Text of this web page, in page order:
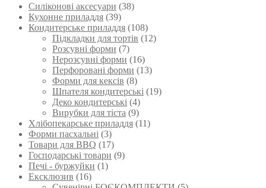
товару
Силіконові аксесуари (38)
Кухонне приладдя (39)
Кондитерське приладдя (108)
Підкладки для тортів (12)
Розсувні форми (7)
Нерозсувні форми (16)
Перфоровані форми (13)
Форми для кексів (8)
Шпателя кондитерські (19)
Деко кондитерські (4)
Вирубки для тіста (9)
Хлібопекарське приладдя (11)
Форми пасхальні (3)
Товари для BBQ (17)
Господарські товари (9)
Печі - буржуйки (1)
Ексклюзив (16)